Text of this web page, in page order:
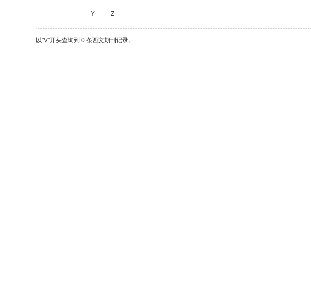
Y Z
以"V"开头查询到 0 条西文期刊记录。